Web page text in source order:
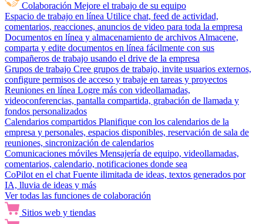
Colaboración Mejore el trabajo de su equipo
Espacio de trabajo en línea Utilice chat, feed de actividad,
comentarios, reacciones, anuncios de video para toda la empresa
Documentos en línea y almacenamiento de archivos Almacene,
comparta y edite documentos en línea fácilmente con sus
compañeros de trabajo usando el drive de la empresa
Grupos de trabajo Cree grupos de trabajo, invite usuarios externos,
configure permisos de acceso y trabaje en tareas y proyectos
Reuniones en línea Logre más con videollamadas,
videoconferencias, pantalla compartida, grabación de llamada y
fondos personalizados
Calendarios compartidos Planifique con los calendarios de la
empresa y personales, espacios disponibles, reservación de sala de
reuniones, sincronización de calendarios
Comunicaciones móviles Mensajería de equipo, videollamadas,
comentarios, calendario, notificaciones donde sea
CoPilot en el chat Fuente ilimitada de ideas, textos generados por
IA, lluvia de ideas y más
Ver todas las funciones de colaboración
Sitios web y tiendas